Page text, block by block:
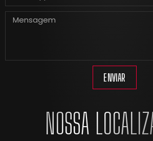
ENVIAR
NOSSA